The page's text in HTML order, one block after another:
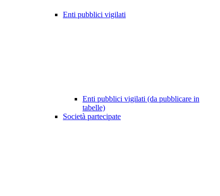
Enti pubblici vigilati
Enti pubblici vigilati (da pubblicare in
tabelle)
Società partecipate